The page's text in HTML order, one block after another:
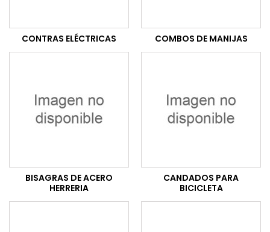
CONTRAS ELÉCTRICAS COMBOS DE MANIJAS
BISAGRAS DE ACERO
HERRERIA
CANDADOS PARA
BICICLETA